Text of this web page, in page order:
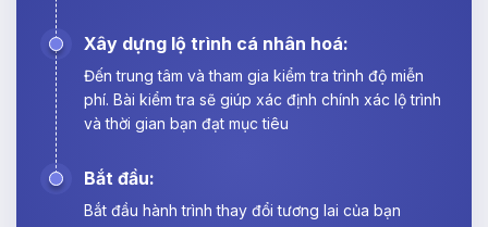
Xây dựng lộ trình cá nhân hoá:
Đến trung tâm và tham gia kiểm tra trình độ miễn
phí. Bài kiểm tra sẽ giúp xác định chính xác lộ trình
và thời gian bạn đạt mục tiêu
Bắt đầu:
Bắt đầu hành trình thay đổi tương lai của bạn